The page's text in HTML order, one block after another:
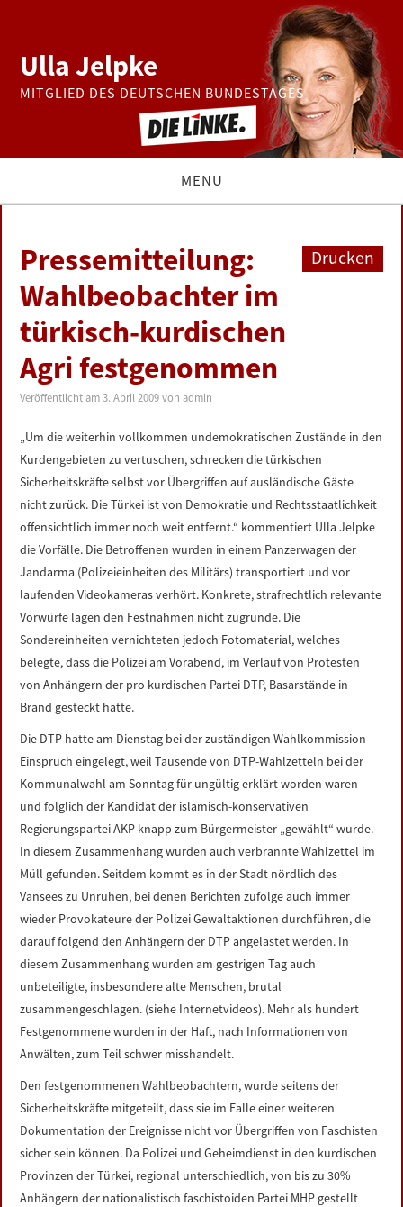
Ulla Jelpke
MITGLIED DES DEUTSCHEN BUNDESTAGES
MENU
BUNDESTAG
PRESSE
ZUR PERSON
DATENSCHUTZERKLÄRUNG
Drucken
Pressemitteilung:
Wahlbeobachter im
türkisch-kurdischen
Agri festgenommen
Veröffentlicht am3. April 2009 vonadmin
„Um die weiterhin vollkommen undemokratischen Zustände in den
Kurdengebieten zu vertuschen, schrecken die türkischen
Sicherheitskräfte selbst vor Übergriffen auf ausländische Gäste
nicht zurück. Die Türkei ist von Demokratie und Rechtsstaatlichkeit
offensichtlich immer noch weit entfernt.“ kommentiert Ulla Jelpke
die Vorfälle. Die Betroffenen wurden in einem Panzerwagen der
Jandarma (Polizeieinheiten des Militärs) transportiert und vor
laufenden Videokameras verhört. Konkrete, strafrechtlich relevante
Vorwürfe lagen den Festnahmen nicht zugrunde. Die
Sondereinheiten vernichteten jedoch Fotomaterial, welches
belegte, dass die Polizei am Vorabend, im Verlauf von Protesten
von Anhängern der pro kurdischen Partei DTP, Basarstände in
Brand gesteckt hatte.
Die DTP hatte am Dienstag bei der zuständigen Wahlkommission
Einspruch eingelegt, weil Tausende von DTP-Wahlzetteln bei der
Kommunalwahl am Sonntag für ungültig erklärt worden waren –
und folglich der Kandidat der islamisch-konservativen
Regierungspartei AKP knapp zum Bürgermeister „gewählt“ wurde.
In diesem Zusammenhang wurden auch verbrannte Wahlzettel im
Müll gefunden. Seitdem kommt es in der Stadt nördlich des
Vansees zu Unruhen, bei denen Berichten zufolge auch immer
wieder Provokateure der Polizei Gewaltaktionen durchführen, die
darauf folgend den Anhängern der DTP angelastet werden. In
diesem Zusammenhang wurden am gestrigen Tag auch
unbeteiligte, insbesondere alte Menschen, brutal
zusammengeschlagen. (siehe Internetvideos). Mehr als hundert
Festgenommene wurden in der Haft, nach Informationen von
Anwälten, zum Teil schwer misshandelt.
Den festgenommenen Wahlbeobachtern, wurde seitens der
Sicherheitskräfte mitgeteilt, dass sie im Falle einer weiteren
Dokumentation der Ereignisse nicht vor Übergriffen von Faschisten
sicher sein können. Da Polizei und Geheimdienst in den kurdischen
Provinzen der Türkei, regional unterschiedlich, von bis zu 30%
Anhängern der nationalistisch faschistoiden Partei MHP gestellt